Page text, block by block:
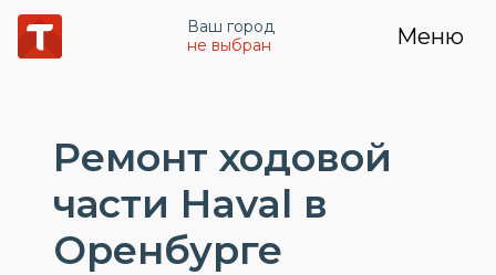
Ваш город
не выбран
Меню
Ремонт ходовой
части Haval в
Оренбурге